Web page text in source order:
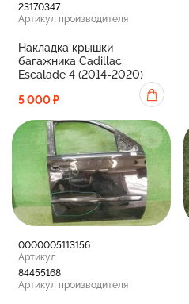
23170347
Артикул производителя
Накладка крышки
багажника Cadillac
Escalade 4 (2014-2020)
5 000 ₽
0000005113156
Артикул
84455168
Артикул производителя